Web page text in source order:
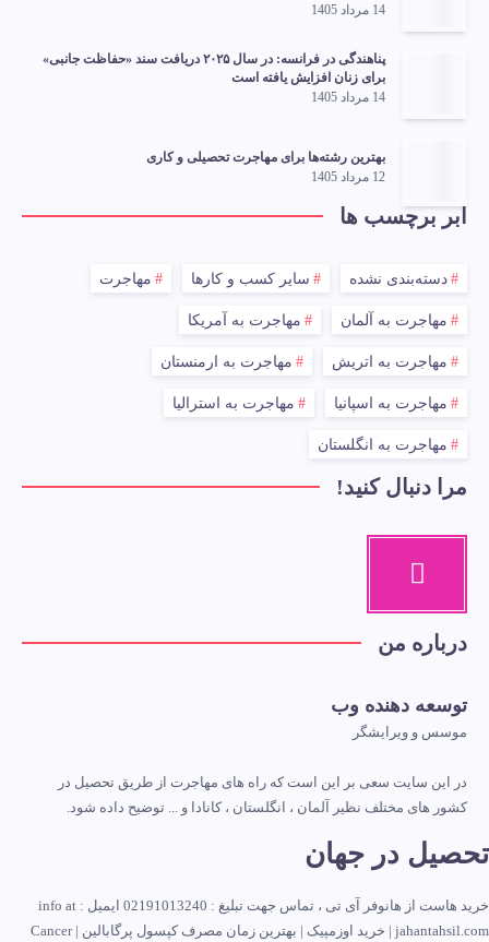
14 مرداد 1405
پناهندگی در فرانسه: در سال ۲۰۲۵ دریافت سند «حفاظت جانبی»
برای زنان افزایش یافته است
14 مرداد 1405
بهترین رشته‌ها برای مهاجرت تحصیلی و کاری
12 مرداد 1405
ابر برچسب ها
دسته‌بندی نشده سایر کسب و کارها مهاجرت
مهاجرت به آلمان مهاجرت به آمریکا
مهاجرت به اتریش مهاجرت به ارمنستان
مهاجرت به اسپانیا مهاجرت به استرالیا
مهاجرت به انگلستان
مرا دنبال کنید!
درباره من
توسعه دهنده وب
موسس و ویرایشگر
در این سایت سعی بر این است که راه های مهاجرت از طریق تحصیل در
کشور های مختلف نظیر آلمان ، انگلستان ، کانادا و ... توضیح داده شود.
تحصیل در جهان
خرید هاست از هانوفر آی تی ، تماس جهت تبلیغ : 02191013240
ایمیل : info at
jahantahsil.com |
خرید اوزمپیک | بهترین زمان مصرف کپسول پرگابالین |
Cancer